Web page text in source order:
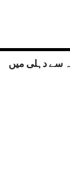
سے دہلی میں